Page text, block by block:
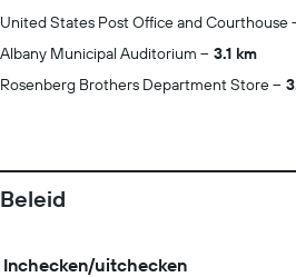
United States Post Office and Courthouse
Albany Municipal Auditorium
3.1 km
Rosenberg Brothers Department Store
Beleid
Inchecken/uitchecken